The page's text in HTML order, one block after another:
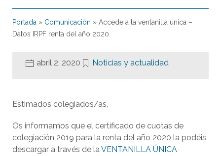
Portada » Comunicación » Accede a la ventanilla única –
Datos IRPF renta del año 2020
abril 2, 2020 Noticias y actualidad
Estimados colegiados/as,
Os informamos que el certificado de cuotas de
colegiación 2019 para la renta del año 2020 la podéis
descargar a través de laVENTANILLA ÚNICA